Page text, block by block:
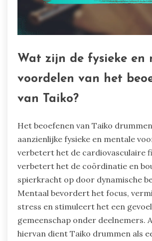
Wat zijn de fysieke en
voordelen van het
van Taiko?
Het beoefenen van Taiko
aanzienlijke fysieke en mentale
verbetert het de cardiovasculaire
verbetert het de coördinatie en
spierkracht op door dynamische
Mentaal bevordert het focus,
stress en stimuleert het een
gemeenschap onder deelnemers.
hiervan dient Taiko drummen als